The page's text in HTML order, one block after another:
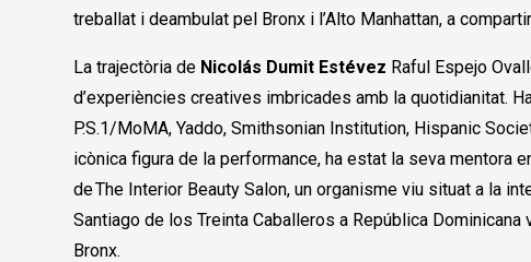
treballat i deambulat pel Bronx i l’Alto Manhattan, a
La trajectòria de Nicolás Dumit Estévez Raful Espejo
d’experiències creatives imbricades amb la quotidianitat.
P.S.1/MoMA, Yaddo, Smithsonian Institution, Hispanic
icònica figura de la performance, ha estat la seva mentora
de The Interior Beauty Salon, un organisme viu situat a la
Santiago de los Treinta Caballeros a República
Bronx.